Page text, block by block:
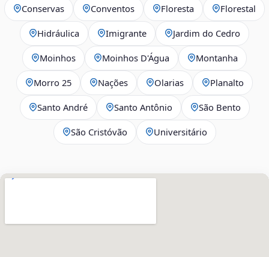
Conservas Conventos Floresta Florestal
Hidráulica Imigrante Jardim do Cedro
Moinhos Moinhos D'Água Montanha
Morro 25 Nações Olarias Planalto
Santo André Santo Antônio São Bento
São Cristóvão Universitário